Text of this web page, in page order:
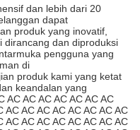
dan lebih dari 20
dapat
produk yang inovatif,
dirancang dan diproduksi
pengguna yang
di
produk kami yang ketat
keandalan yang
AC AC AC AC AC AC AC
AC AC AC AC AC AC AC AC
AC AC AC AC AC AC AC AC